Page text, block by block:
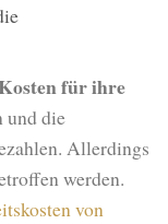
für ihre
und die
Allerdings
werden.
von